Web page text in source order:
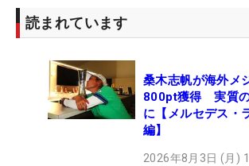
読まれています
桑木志帆が海外メ
800pt獲得 実質
に【メルセデス・
編】
2026年8月3日 (月)